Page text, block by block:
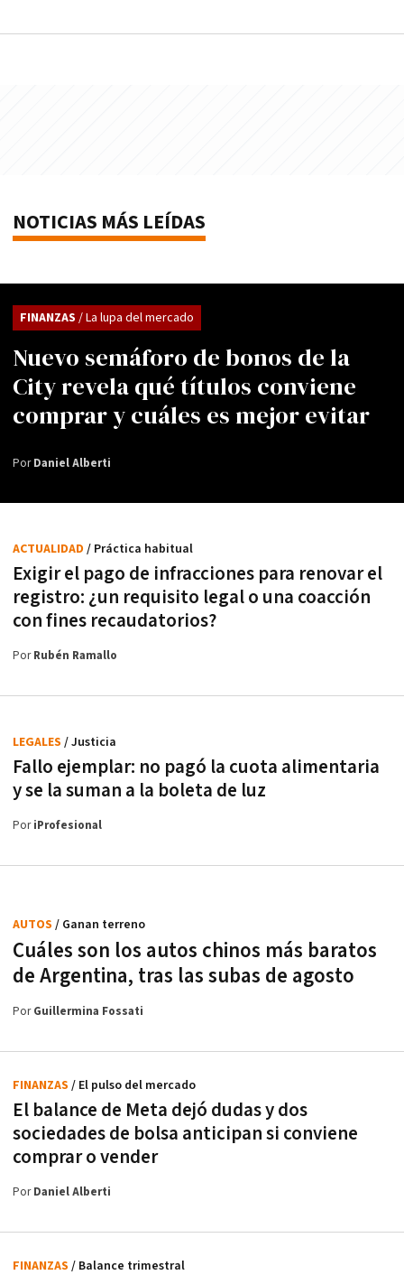
NOTICIAS MÁS LEÍDAS
Nuevo semáforo de bonos de la
City revela qué títulos conviene
comprar y cuáles es mejor evitar
FINANZAS / La lupa del mercado
PorDaniel Alberti
Exigir el pago de infracciones para renovar el
registro: ¿un requisito legal o una coacción
con fines recaudatorios?
ACTUALIDAD / Práctica habitual
PorRubén Ramallo
Fallo ejemplar: no pagó la cuota alimentaria
y se la suman a la boleta de luz
LEGALES / Justicia
PoriProfesional
Cuáles son los autos chinos más baratos
de Argentina, tras las subas de agosto
AUTOS / Ganan terreno
PorGuillermina Fossati
El balance de Meta dejó dudas y dos
sociedades de bolsa anticipan si conviene
comprar o vender
FINANZAS / El pulso del mercado
PorDaniel Alberti
FINANZAS / Balance trimestral